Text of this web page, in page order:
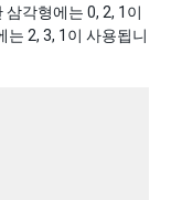
각형에는 0, 2, 1이
는 2, 3, 1이 사용됩니